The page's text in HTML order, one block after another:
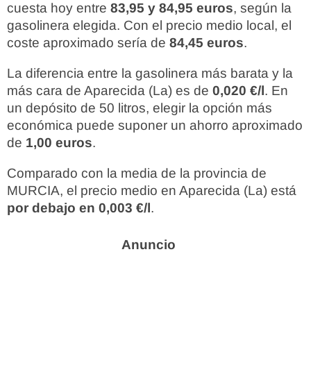
cuesta hoy entre 83,95 y 84,95 euros, según la
gasolinera elegida. Con el precio medio local, el
coste aproximado sería de 84,45 euros.
La diferencia entre la gasolinera más barata y la
más cara de Aparecida (La) es de 0,020 €/l. En
un depósito de 50 litros, elegir la opción más
económica puede suponer un ahorro aproximado
de 1,00 euros.
Comparado con la media de la provincia de
MURCIA, el precio medio en Aparecida (La) está
por debajo en 0,003 €/l.